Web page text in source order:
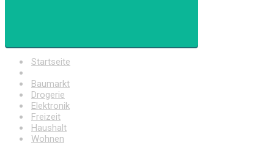
Startseite
Baumarkt
Drogerie
Elektronik
Freizeit
Haushalt
Wohnen